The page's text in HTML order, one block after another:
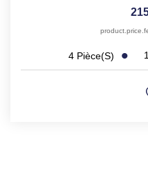
4 Pièce(s)